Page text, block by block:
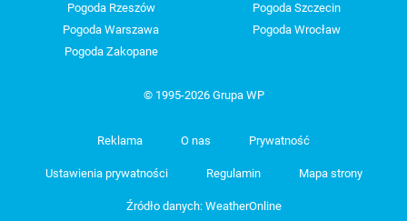
Pogoda Rzeszów
Pogoda Szczecin
Pogoda Warszawa
Pogoda Wrocław
Pogoda Zakopane
© 1995-2026 Grupa WP
Reklama O nas Prywatność
Ustawienia prywatności Regulamin Mapa strony
Źródło danych: WeatherOnline